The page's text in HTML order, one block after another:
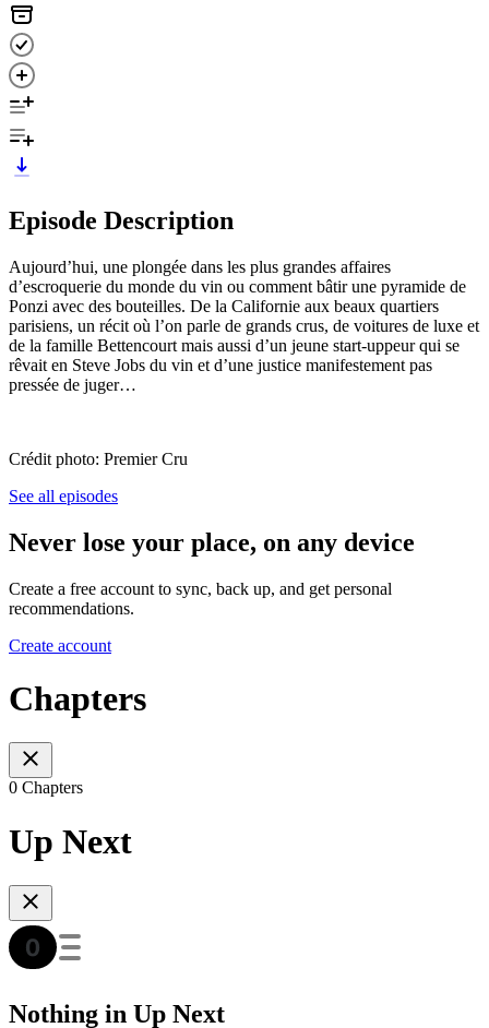
Episode Description
Aujourd’hui, une plongée dans les plus grandes affaires
d’escroquerie du monde du vin ou comment bâtir une pyramide de
Ponzi avec des bouteilles. De la Californie aux beaux quartiers
parisiens, un récit où l’on parle de grands crus, de voitures de luxe et
de la famille Bettencourt mais aussi d’un jeune start-uppeur qui se
rêvait en Steve Jobs du vin et d’une justice manifestement pas
pressée de juger…
Crédit photo: Premier Cru
See all episodes
Never lose your place, on any device
Create a free account to sync, back up, and get personal
recommendations.
Create account
Chapters
0 Chapters
Up Next
Nothing in Up Next